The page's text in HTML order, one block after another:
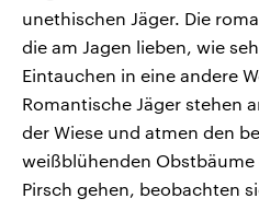
unethischen Jäger. Die
die am Jagen lieben, wie
Eintauchen in eine andere
Romantische Jäger stehen
der Wiese und atmen den
weißblühenden Obstbäume
Pirsch gehen, beobachten